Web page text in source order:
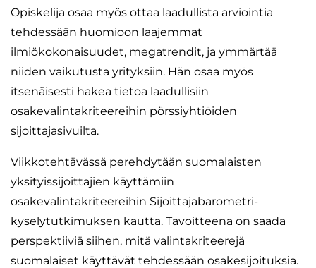
Opiskelija osaa myös ottaa laadullista arviointia
tehdessään huomioon laajemmat
ilmiökokonaisuudet, megatrendit, ja ymmärtää
niiden vaikutusta yrityksiin. Hän osaa myös
itsenäisesti hakea tietoa laadullisiin
osakevalintakriteereihin pörssiyhtiöiden
sijoittajasivuilta.
Viikkotehtävässä perehdytään suomalaisten
yksityissijoittajien käyttämiin
osakevalintakriteereihin Sijoittajabarometri-
kyselytutkimuksen kautta. Tavoitteena on saada
perspektiiviä siihen, mitä valintakriteerejä
suomalaiset käyttävät tehdessään osakesijoituksia.